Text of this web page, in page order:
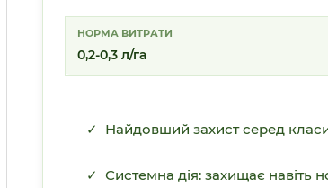
НОРМА ВИТРАТИ
0,2-0,3 л/га
✓ Найдовший захист серед
✓ Системна дія: захищає навіть